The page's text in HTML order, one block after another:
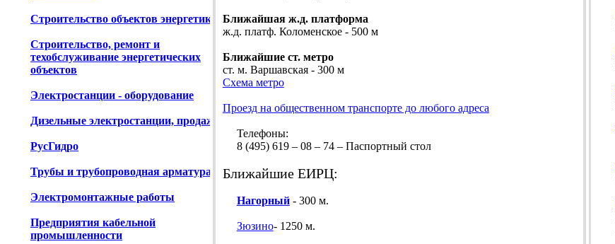
Строительство объектов энергетики
Строительство, ремонт и
техобслуживание энергетических
объектов
Электростанции - оборудование
Дизельные электростанции, продажа
РусГидро
Трубы и трубопроводная арматура
Электромонтажные работы
Предприятия кабельной
промышленности
Ближайшая ж.д. платформа
ж.д. платф. Коломенское - 500 м
Ближайшие ст. метро
ст. м. Варшавская - 300 м
Схема метро
Проезд на общественном транспорте до любого адреса
Телефоны:
8 (495) 619 – 08 – 74 – Паспортный стол
Ближайшие ЕИРЦ:
Нагорный- 300 м.
Зюзино- 1250 м.